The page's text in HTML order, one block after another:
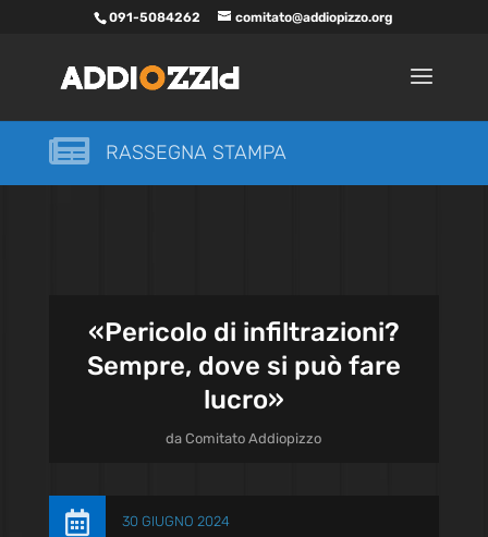
091-5084262 comitato@addiopizzo.org
 RASSEGNA STAMPA
«Pericolo di infiltrazioni?
Sempre, dove si può fare
lucro»
daComitato Addiopizzo
 30 GIUGNO 2024